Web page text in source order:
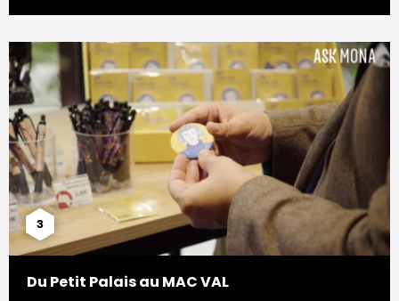
3
Du Petit Palais au MAC VAL